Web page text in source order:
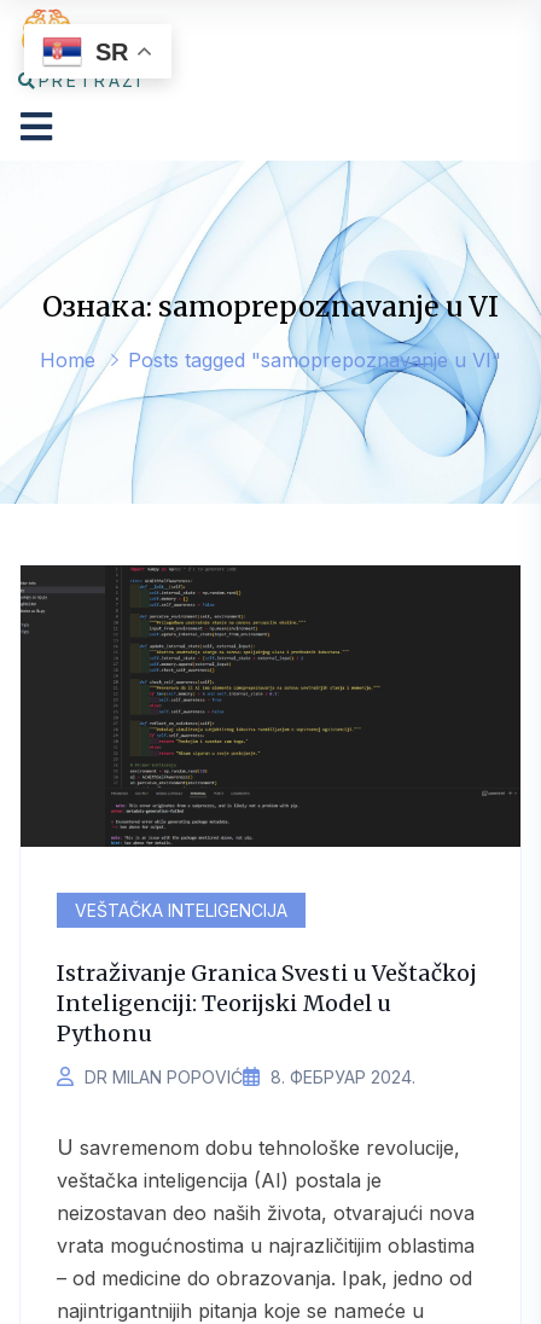
PRETRAŽI
Ознака: samoprepoznavanje u VI
Home Posts tagged "samoprepoznavanje u VI"
VEŠTAČKA INTELIGENCIJA
Istraživanje Granica Svesti u Veštačkoj
Inteligenciji: Teorijski Model u
Pythonu
DR MILAN POPOVIĆ 8. ФЕБРУАР 2024.
U savremenom dobu tehnološke revolucije,
veštačka inteligencija (AI) postala je
neizostavan deo naših života, otvarajući nova
vrata mogućnostima u najrazličitijim oblastima
– od medicine do obrazovanja. Ipak, jedno od
najintrigantnijih pitanja koje se nameće u
SR